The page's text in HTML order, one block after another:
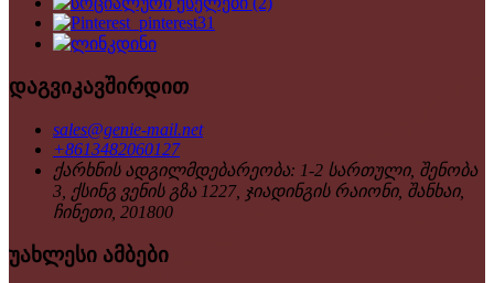
დაგვიკავშირდით
sales@genie-mail.net
+8613482060127
ქარხნის ადგილმდებარეობა: 1-2 სართული, შენობა
3, ქსინგ ვენის გზა 1227, ჯიადინგის რაიონი, შანხაი,
ჩინეთი, 201800
უახლესი ამბები